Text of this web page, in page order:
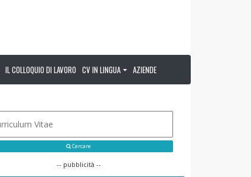
IL COLLOQUIO DI LAVORO CV IN LINGUA AZIENDE
Cercare
-- pubblicità --